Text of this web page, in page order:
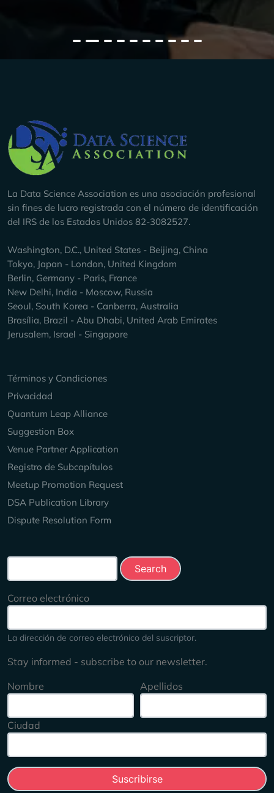
Company Info
La Data Science Association es una asociación profesional
sin fines de lucro registrada con el número de identificación
del IRS de los Estados Unidos 82-3082527.
Washington, D.C., United States - Beijing, China
Tokyo, Japan - London, United Kingdom
Berlin, Germany - Paris, France
New Delhi, India - Moscow, Russia
Seoul, South Korea - Canberra, Australia
Brasília, Brazil - Abu Dhabi, United Arab Emirates
Jerusalem, Israel - Singapore
Keep Exploring
Términos y Condiciones
Privacidad
Quantum Leap Alliance
Suggestion Box
Venue Partner Application
Registro de Subcapítulos
Meetup Promotion Request
DSA Publication Library
Dispute Resolution Form
Correo electrónico
La dirección de correo electrónico del suscriptor.
Stay informed - subscribe to our newsletter.
Nombre
Apellidos
Ciudad